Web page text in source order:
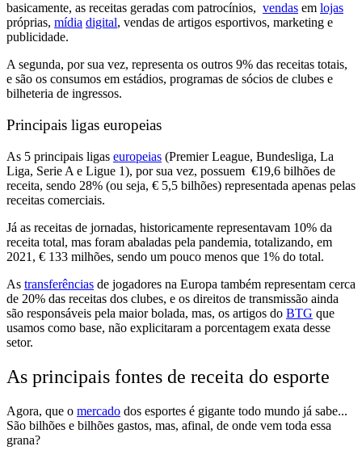
basicamente, as receitas geradas com patrocínios, vendas em lojas
próprias, mídia digital, vendas de artigos esportivos, marketing e
publicidade.
A segunda, por sua vez, representa os outros 9% das receitas totais,
e são os consumos em estádios, programas de sócios de clubes e
bilheteria de ingressos.
Principais ligas europeias
As 5 principais ligas europeias (Premier League, Bundesliga, La
Liga, Serie A e Ligue 1), por sua vez, possuem €19,6 bilhões de
receita, sendo 28% (ou seja, € 5,5 bilhões) representada apenas pelas
receitas comerciais.
Já as receitas de jornadas, historicamente representavam 10% da
receita total, mas foram abaladas pela pandemia, totalizando, em
2021, € 133 milhões, sendo um pouco menos que 1% do total.
As transferências de jogadores na Europa também representam cerca
de 20% das receitas dos clubes, e os direitos de transmissão ainda
são responsáveis pela maior bolada, mas, os artigos do BTG que
usamos como base, não explicitaram a porcentagem exata desse
setor.
As principais fontes de receita do esporte
Agora, que o mercado dos esportes é gigante todo mundo já sabe...
São bilhões e bilhões gastos, mas, afinal, de onde vem toda essa
grana?